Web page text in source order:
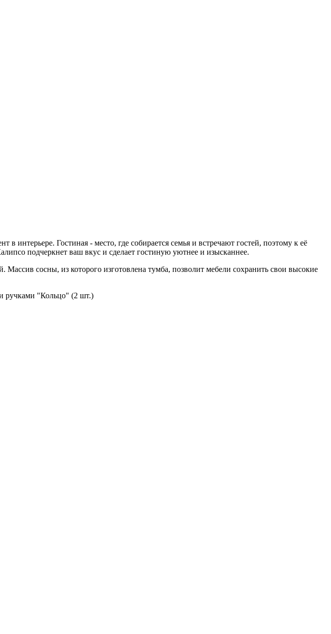
интерьере. Гостиная - место, где собирается семья и встречают гостей, поэтому к её
подчеркнет ваш вкус и сделает гостиную уютнее и изысканнее.
сосны, из которого изготовлена тумба, позволит мебели сохранить свои высокие
ручками "Кольцо" (2 шт.)